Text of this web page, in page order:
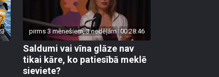
pirms 3 mēnešiem, 3 nedēļām 00:28:46
Saldumi vai vīna glāze nav
tikai kāre, ko patiesībā meklē
sieviete?